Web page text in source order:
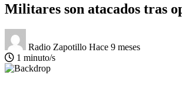
Militares son atacados tras
Radio Zapotillo Hace 9 meses
1 minuto/s